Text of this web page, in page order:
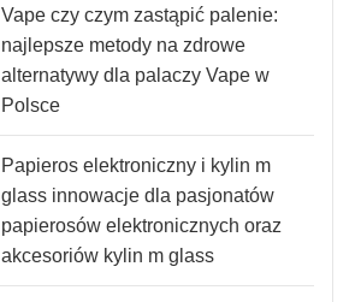
Vape czy czym zastąpić palenie:
najlepsze metody na zdrowe
alternatywy dla palaczy Vape w
Polsce
Papieros elektroniczny i kylin m
glass innowacje dla pasjonatów
papierosów elektronicznych oraz
akcesoriów kylin m glass